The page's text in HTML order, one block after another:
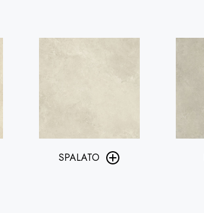
SPALATO